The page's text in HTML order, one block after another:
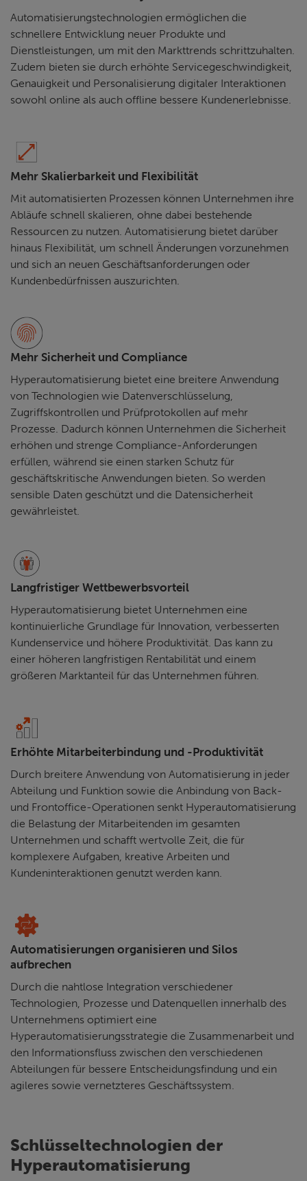
Automatisierungstechnologien ermöglichen die
schnellere Entwicklung neuer Produkte und
Dienstleistungen, um mit den Markttrends schrittzuhalten.
Zudem bieten sie durch erhöhte Servicegeschwindigkeit,
Genauigkeit und Personalisierung digitaler Interaktionen
sowohl online als auch offline bessere Kundenerlebnisse.
Mehr Skalierbarkeit und Flexibilität
Mit automatisierten Prozessen können Unternehmen ihre
Abläufe schnell skalieren, ohne dabei bestehende
Ressourcen zu nutzen. Automatisierung bietet darüber
hinaus Flexibilität, um schnell Änderungen vorzunehmen
und sich an neuen Geschäftsanforderungen oder
Kundenbedürfnissen auszurichten.
Mehr Sicherheit und Compliance
Hyperautomatisierung bietet eine breitere Anwendung
von Technologien wie Datenverschlüsselung,
Zugriffskontrollen und Prüfprotokollen auf mehr
Prozesse. Dadurch können Unternehmen die Sicherheit
erhöhen und strenge Compliance-Anforderungen
erfüllen, während sie einen starken Schutz für
geschäftskritische Anwendungen bieten. So werden
sensible Daten geschützt und die Datensicherheit
gewährleistet.
Langfristiger Wettbewerbsvorteil
Hyperautomatisierung bietet Unternehmen eine
kontinuierliche Grundlage für Innovation, verbesserten
Kundenservice und höhere Produktivität. Das kann zu
einer höheren langfristigen Rentabilität und einem
größeren Marktanteil für das Unternehmen führen.
Erhöhte Mitarbeiterbindung und -Produktivität
Durch breitere Anwendung von Automatisierung in jeder
Abteilung und Funktion sowie die Anbindung von Back-
und Frontoffice-Operationen senkt Hyperautomatisierung
die Belastung der Mitarbeitenden im gesamten
Unternehmen und schafft wertvolle Zeit, die für
komplexere Aufgaben, kreative Arbeiten und
Kundeninteraktionen genutzt werden kann.
Automatisierungen organisieren und Silos
aufbrechen
Durch die nahtlose Integration verschiedener
Technologien, Prozesse und Datenquellen innerhalb des
Unternehmens optimiert eine
Hyperautomatisierungsstrategie die Zusammenarbeit und
den Informationsfluss zwischen den verschiedenen
Abteilungen für bessere Entscheidungsfindung und ein
agileres sowie vernetzteres Geschäftssystem.
Schlüsseltechnologien der
Hyperautomatisierung